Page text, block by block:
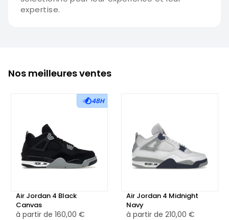
expertise.
Nos meilleures ventes
48H
Air Jordan 4 Black
Canvas
à partir de 160,00 €
Air Jordan 4 Midnight
Navy
à partir de 210,00 €